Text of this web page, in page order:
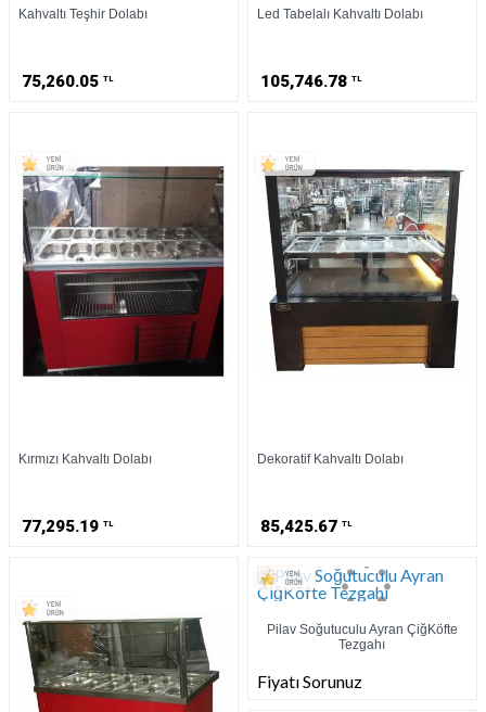
Kahvaltı Teşhir Dolabı
75,260.05 TL
Led Tabelalı Kahvaltı Dolabı
105,746.78 TL
Kırmızı Kahvaltı Dolabı
77,295.19 TL
Dekoratif Kahvaltı Dolabı
85,425.67 TL
Pilav Soğutuculu Ayran ÇiğKöfte
Tezgahı
Fiyatı Sorunuz